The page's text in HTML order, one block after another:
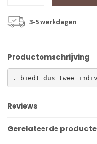
3-5 werkdagen
Productomschrijving
, biedt dus twee
Reviews
Gerelateerde